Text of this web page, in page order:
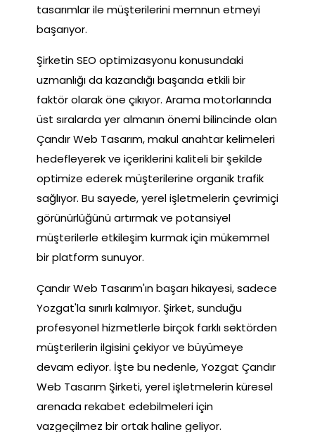
tasarımlar ile müşterilerini memnun etmeyi
başarıyor.
Şirketin SEO optimizasyonu konusundaki
uzmanlığı da kazandığı başarıda etkili bir
faktör olarak öne çıkıyor. Arama motorlarında
üst sıralarda yer almanın önemi bilincinde olan
Çandır Web Tasarım, makul anahtar kelimeleri
hedefleyerek ve içeriklerini kaliteli bir şekilde
optimize ederek müşterilerine organik trafik
sağlıyor. Bu sayede, yerel işletmelerin çevrimiçi
görünürlüğünü artırmak ve potansiyel
müşterilerle etkileşim kurmak için mükemmel
bir platform sunuyor.
Çandır Web Tasarım'ın başarı hikayesi, sadece
Yozgat'la sınırlı kalmıyor. Şirket, sunduğu
profesyonel hizmetlerle birçok farklı sektörden
müşterilerin ilgisini çekiyor ve büyümeye
devam ediyor. İşte bu nedenle, Yozgat Çandır
Web Tasarım Şirketi, yerel işletmelerin küresel
arenada rekabet edebilmeleri için
vazgeçilmez bir ortak haline geliyor.